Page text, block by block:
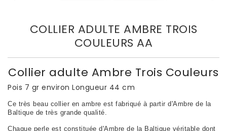
COLLIER ADULTE AMBRE TROIS
COULEURS AA
Collier adulte Ambre Trois Couleurs
Pois 7 gr environ Longueur 44 cm
Ce très beau collier en ambre est fabriqué à partir d'Ambre de la
Baltique de très grande qualité.
Chaque perle est constituée d'Ambre de la Baltique véritable dont